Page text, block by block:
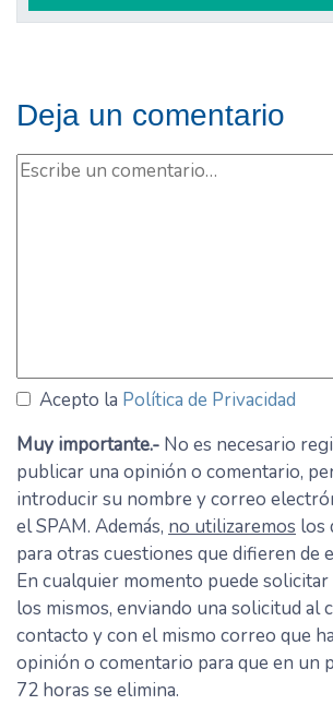
Deja un comentario
Acepto la Política de Privacidad
Muy importante.- No es necesario
publicar una opinión o comentario,
introducir su nombre y correo
el SPAM. Además, no utilizaremos los
para otras cuestiones que difieren de
En cualquier momento puede
los mismos, enviando una solicitud al
contacto y con el mismo correo que
opinión o comentario para que en un
72 horas se elimina.